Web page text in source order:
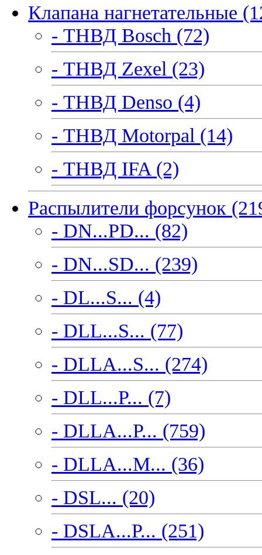
Клапана нагнетательные
- ТНВД Bosch (72)
- ТНВД Zexel (23)
- ТНВД Denso (4)
- ТНВД Motorpal (14)
- ТНВД IFA (2)
Распылители форсунок
- DN...PD... (82)
- DN...SD... (239)
- DL...S... (4)
- DLL...S... (77)
- DLLA...S... (274)
- DLL...P... (7)
- DLLA...P... (759)
- DLLA...M... (36)
- DSL... (20)
- DSLA...P... (251)